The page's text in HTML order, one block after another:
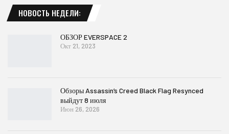
НОВОСТЬ НЕДЕЛИ:
ОБЗОР EVERSPACE 2
Окт 21, 2023
Обзоры Assassin’s Creed Black Flag Resynced
выйдут 8 июля
Июн 26, 2026